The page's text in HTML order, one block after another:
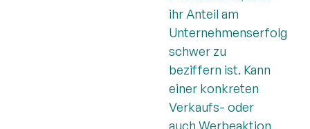
ihr Anteil am
Unternehmenserfolg
schwer zu
beziffern ist. Kann
einer konkreten
Verkaufs- oder
auch Werbeaktion